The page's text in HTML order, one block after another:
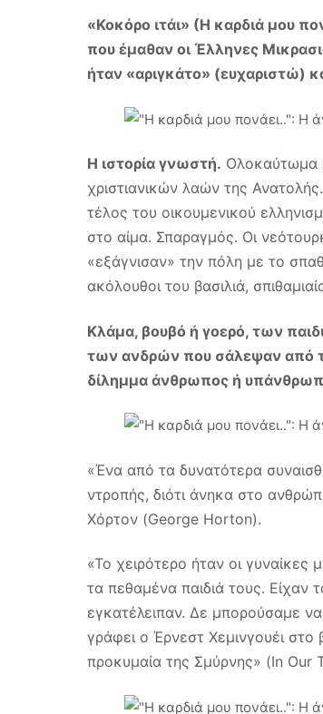
«Κοκόρο ιτάι» (Η καρδιά μου
που έμαθαν οι Έλληνες
ήταν «αριγκάτο» (ευχαριστώ)
Η ιστορία γνωστή. Ολοκαύτωμα
χριστιανικών λαών της
τέλος του οικουμενικού
στο αίμα. Σπαραγμός. Οι
«εξάγνισαν» την πόλη με το
ακόλουθοι του βασιλιά,
Κλάμα, βουβό ή γοερό, των
των ανδρών που σάλεψαν από
δίλημμα άνθρωπος ή
«Ένα από τα δυνατότερα
ντροπής, διότι άνηκα στο
Χόρτον (George Horton).
«Το χειρότερο ήταν οι
τα πεθαμένα παιδιά τους. Είχαν
εγκατέλειπαν. Δε μπορούσαμε
γράφει ο Έρνεστ Χεμινγουέι στο
προκυμαία της Σμύρνης» (In Our